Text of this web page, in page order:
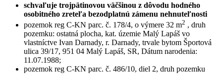
schvaľuje trojpätinovou väčšinou z dôvodu hodného
osobitného zreteľa bezodplatnú zámenu nehnuteľnosti
pozemok reg C-KN parc. č. 178/4, o výmere 32 m2 , druh
pozemku: ostatná plocha, kat. územie Malý Lapáš vo
vlastníctve Ivan Darnady, r. Darnady, trvale bytom Športová
ulica 39/17, 951 04 Malý Lapáš, SR, Dátum narodenia:
11.07.1988;
pozemok reg C-KN parc. č. 486/10, diel 2, druh pozemku